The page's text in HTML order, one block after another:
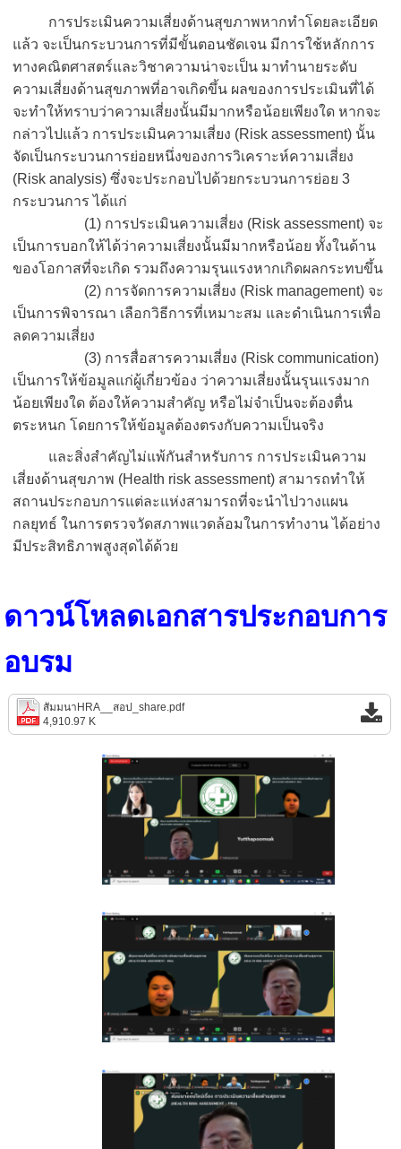
การประเมินความเสี่ยงด้านสุขภาพหากทำโดยละเอียด
แล้ว จะเป็นกระบวนการที่มีขั้นตอนชัดเจน มีการใช้หลักการ
ทางคณิตศาสตร์และวิชาความน่าจะเป็น มาทำนายระดับ
ความเสี่ยงด้านสุขภาพที่อาจเกิดขึ้น ผลของการประเมินที่ได้
จะทำให้ทราบว่าความเสี่ยงนั้นมีมากหรือน้อยเพียงใด หากจะ
กล่าวไปแล้ว การประเมินความเสี่ยง (Risk assessment) นั้น
จัดเป็นกระบวนการย่อยหนึ่งของการวิเคราะห์ความเสี่ยง
(Risk analysis) ซึ่งจะประกอบไปด้วยกระบวนการย่อย 3
กระบวนการ ได้แก่
(1) การประเมินความเสี่ยง (Risk assessment) จะ
เป็นการบอกให้ได้ว่าความเสี่ยงนั้นมีมากหรือน้อย ทั้งในด้าน
ของโอกาสที่จะเกิด รวมถึงความรุนแรงหากเกิดผลกระทบขึ้น
(2) การจัดการความเสี่ยง (Risk management) จะ
เป็นการพิจารณา เลือกวิธีการที่เหมาะสม และดำเนินการเพื่อ
ลดความเสี่ยง
(3) การสื่อสารความเสี่ยง (Risk communication)
เป็นการให้ข้อมูลแก่ผู้เกี่ยวข้อง ว่าความเสี่ยงนั้นรุนแรงมาก
น้อยเพียงใด ต้องให้ความสำคัญ หรือไม่จำเป็นจะต้องตื่น
ตระหนก โดยการให้ข้อมูลต้องตรงกับความเป็นจริง
และสิ่งสำคัญไม่แพ้กันสำหรับการ การประเมินความ
เสี่ยงด้านสุขภาพ (Health risk assessment) สามารถทำให้
สถานประกอบการแต่ละแห่งสามารถที่จะนำไปวางแผน
กลยุทธ์ ในการตรวจวัดสภาพแวดล้อมในการทำงาน ได้อย่าง
มีประสิทธิภาพสูงสุดได้ด้วย
ดาวน์โหลดเอกสารประกอบการ
อบรม
สัมมนาHRA__สอป_share.pdf
4,910.97 K